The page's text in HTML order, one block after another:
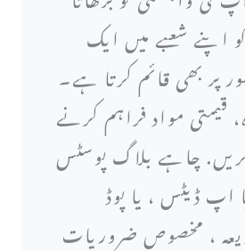
اپنے شعبے میں ایک
پر بھی قائم کرتا ہے۔
مواد فراہم کرنے
کریں. چاہے بلاگ پوسٹس
ڈیٹس ، یا پوڈ
، مخصوص ضروریات